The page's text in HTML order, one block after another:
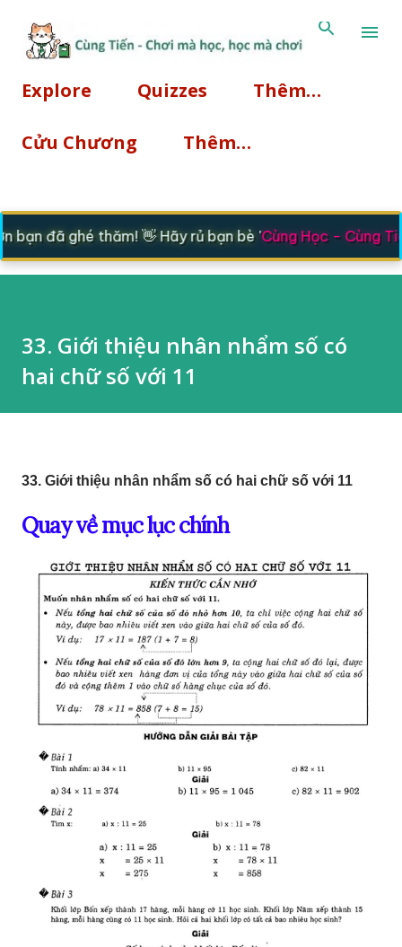
Explore Quizzes Thêm…
Cửu Chương Thêm…
bạn đã ghé thăm! 👋 Hãy rủ bạn bè 'Cùng Học - Cùng
33. Giới thiệu nhân nhẩm số có
hai chữ số với 11
33. Giới thiệu nhân nhẩm số có hai chữ số với 11
Quay về mục lục chính